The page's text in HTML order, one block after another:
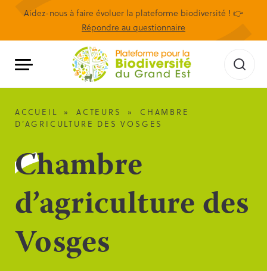
Aidez-nous à faire évoluer la plateforme biodiversité ! 👉
Répondre au questionnaire
ACCUEIL » ACTEURS »
CHAMBRE
D’AGRICULTURE DES VOSGES
Chambre
d’agriculture des
Vosges